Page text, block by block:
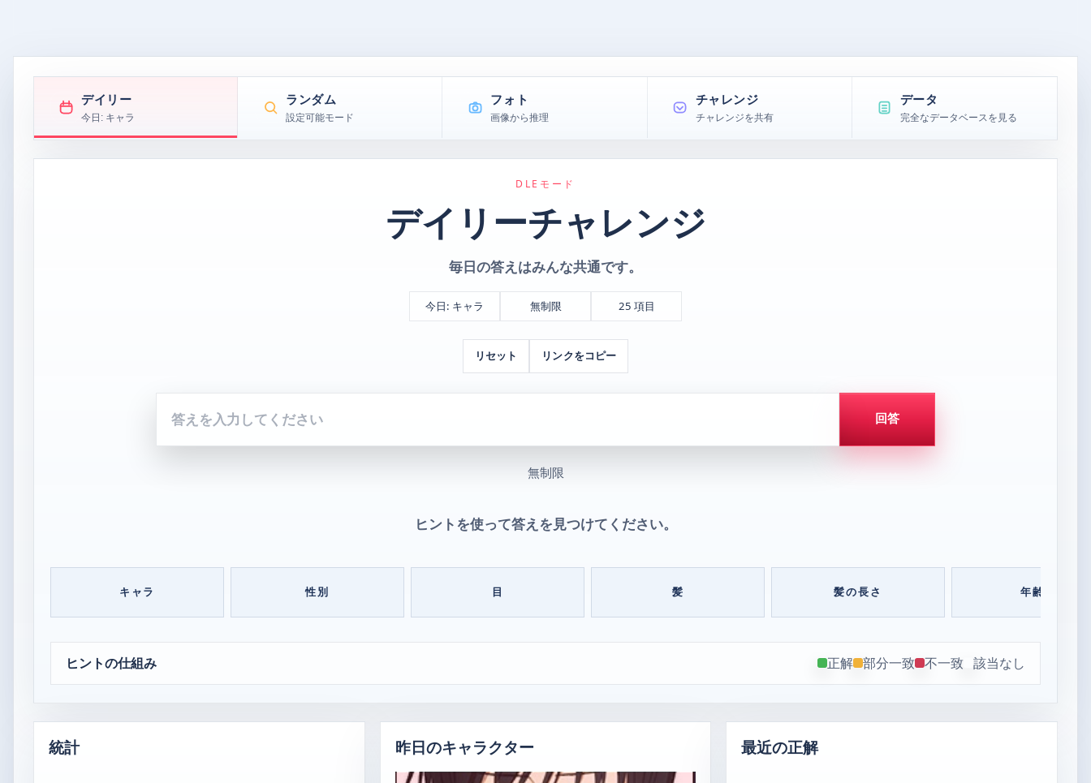
デイリー
今日: キャラ
ランダム
設定可能モード
フォト
画像から推理
チャレンジ
チャレンジを共有
データ
完全なデータベースを見る
DLEモード
デイリーチャレンジ
毎日の答えはみんな共通です。
今日: キャラ 無制限 25 項目
リセット リンクをコピー
さ
回答
無制限
ヒントを使って答えを見つけてください。
キャラ 性別 目 髪 髪の長さ 年齢帯
ヒントの仕組み 正解 部分一致 不一致 該当なし
統計 昨日のキャラクター 最近の正解